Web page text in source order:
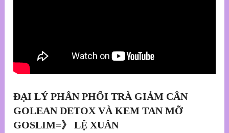
ĐẠI LÝ PHÂN PHỐI TRÀ GIẢM CÂN
GOLEAN DETOX VÀ KEM TAN MỠ
GOSLIM=》 LỆ XUÂN